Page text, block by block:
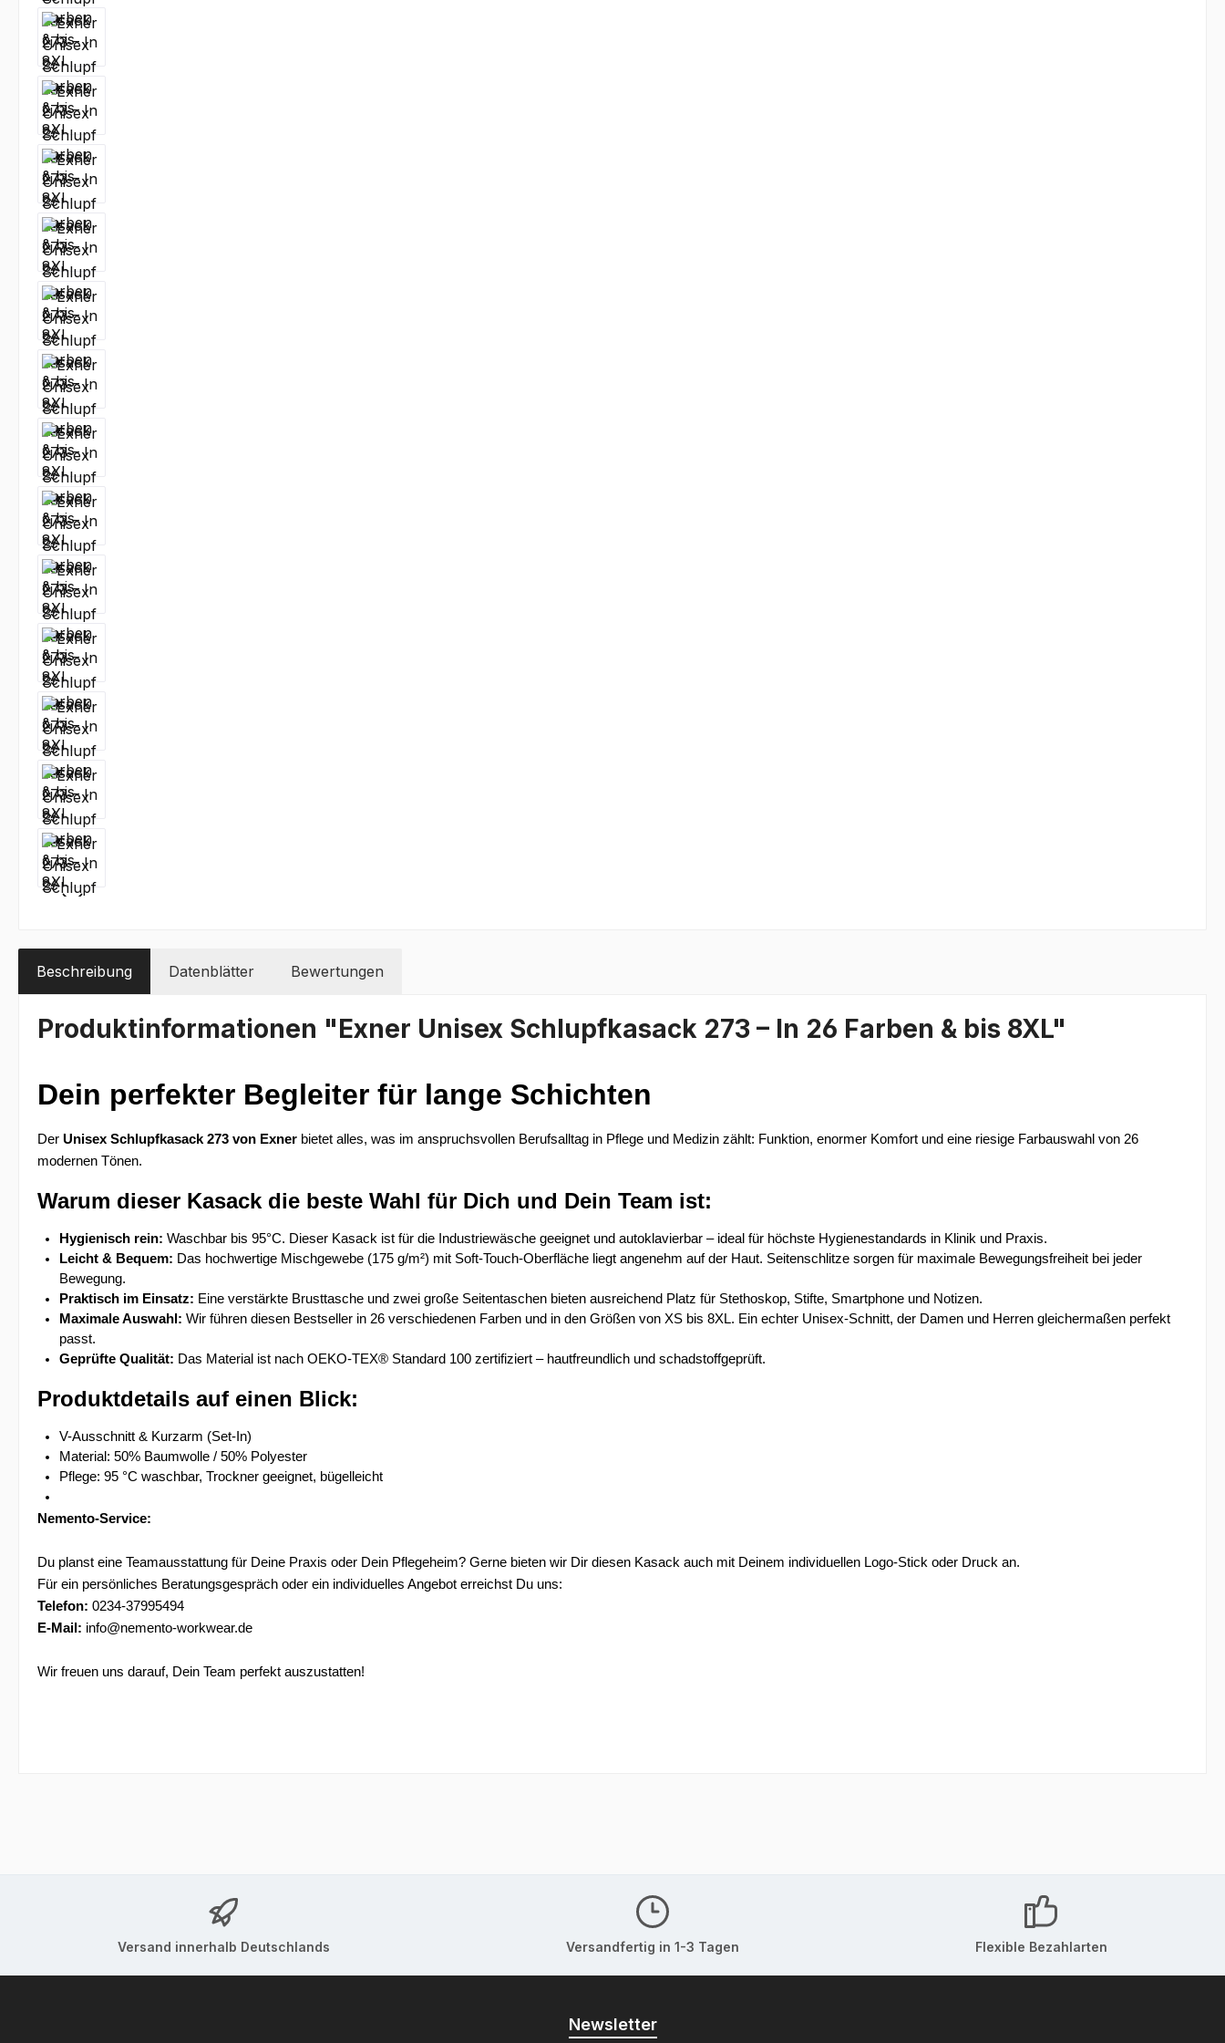
Beschreibung Datenblätter Bewertungen
Produktinformationen "Exner Unisex Schlupfkasack 273 – In 26 Farben & bis 8XL"
Dein perfekter Begleiter für lange Schichten
Der Unisex Schlupfkasack 273 von Exner bietet alles, was im anspruchsvollen Berufsalltag in Pflege und Medizin zählt: Funktion, enormer Komfort und eine riesige Farbauswahl von 26
modernen Tönen.
Warum dieser Kasack die beste Wahl für Dich und Dein Team ist:
Hygienisch rein: Waschbar bis 95°C. Dieser Kasack ist für die Industriewäsche geeignet und autoklavierbar – ideal für höchste Hygienestandards in Klinik und Praxis.
Leicht & Bequem: Das hochwertige Mischgewebe (175 g/m²) mit Soft-Touch-Oberfläche liegt angenehm auf der Haut. Seitenschlitze sorgen für maximale Bewegungsfreiheit bei jeder
Bewegung.
Praktisch im Einsatz: Eine verstärkte Brusttasche und zwei große Seitentaschen bieten ausreichend Platz für Stethoskop, Stifte, Smartphone und Notizen.
Maximale Auswahl: Wir führen diesen Bestseller in 26 verschiedenen Farben und in den Größen von XS bis 8XL. Ein echter Unisex-Schnitt, der Damen und Herren gleichermaßen perfekt
passt.
Geprüfte Qualität: Das Material ist nach OEKO-TEX® Standard 100 zertifiziert – hautfreundlich und schadstoffgeprüft.
Produktdetails auf einen Blick:
V-Ausschnitt & Kurzarm (Set-In)
Material: 50% Baumwolle / 50% Polyester
Pflege: 95 °C waschbar, Trockner geeignet, bügelleicht
Nemento-Service:
Du planst eine Teamausstattung für Deine Praxis oder Dein Pflegeheim? Gerne bieten wir Dir diesen Kasack auch mit Deinem individuellen Logo-Stick oder Druck an.
Für ein persönliches Beratungsgespräch oder ein individuelles Angebot erreichst Du uns:
Telefon: 0234-37995494
E-Mail: info@nemento-workwear.de
Wir freuen uns darauf, Dein Team perfekt auszustatten!
Versand innerhalb Deutschlands Versandfertig in 1-3 Tagen Flexible Bezahlarten
Newsletter